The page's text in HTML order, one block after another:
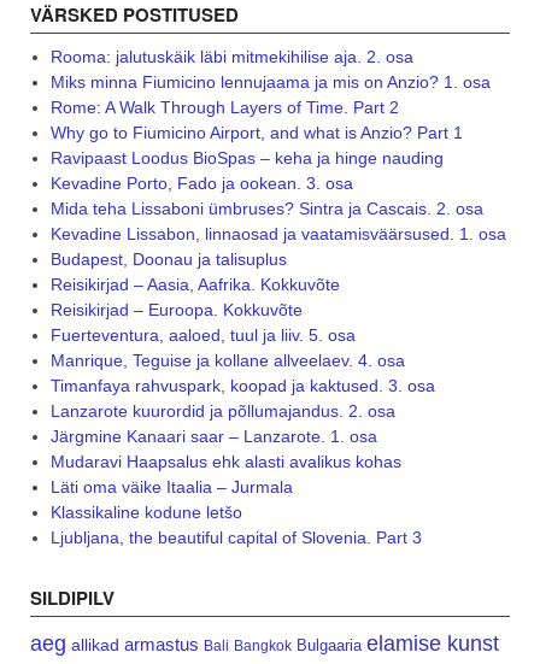
VÄRSKED POSTITUSED
Rooma: jalutuskäik läbi mitmekihilise aja. 2. osa
Miks minna Fiumicino lennujaama ja mis on Anzio? 1. osa
Rome: A Walk Through Layers of Time. Part 2
Why go to Fiumicino Airport, and what is Anzio? Part 1
Ravipaast Loodus BioSpas – keha ja hinge nauding
Kevadine Porto, Fado ja ookean. 3. osa
Mida teha Lissaboni ümbruses? Sintra ja Cascais. 2. osa
Kevadine Lissabon, linnaosad ja vaatamisväärsused. 1. osa
Budapest, Doonau ja talisuplus
Reisikirjad – Aasia, Aafrika. Kokkuvõte
Reisikirjad – Euroopa. Kokkuvõte
Fuerteventura, aaloed, tuul ja liiv. 5. osa
Manrique, Teguise ja kollane allveelaev. 4. osa
Timanfaya rahvuspark, koopad ja kaktused. 3. osa
Lanzarote kuurordid ja põllumajandus. 2. osa
Järgmine Kanaari saar – Lanzarote. 1. osa
Mudaravi Haapsalus ehk alasti avalikus kohas
Läti oma väike Itaalia – Jurmala
Klassikaline kodune letšo
Ljubljana, the beautiful capital of Slovenia. Part 3
SILDIPILV
aeg allikad armastus Bali Bangkok Bulgaaria elamise kunst